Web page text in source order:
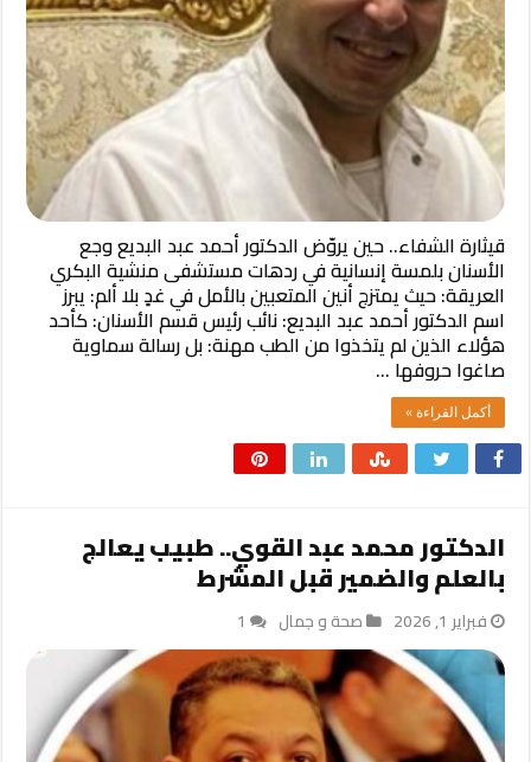
قيثارة الشفاء.. حين يروّض الدكتور أحمد عبد البديع وجع
الأسنان بلمسة إنسانية ​في ردهات مستشفى منشية البكري
العريقة: حيث يمتزج أنين المتعبين بالأمل في غدٍ بلا ألم: يبرز
اسم الدكتور أحمد عبد البديع: نائب رئيس قسم الأسنان: كأحد
هؤلاء الذين لم يتخذوا من الطب مهنة: بل رسالة سماوية
صاغوا حروفها …
أكمل القراءة »
الدكتور محمد عبد القوي.. طبيب يعالج
بالعلم والضمير قبل المشرط
فبراير 1, 2026 صحة و جمال 1